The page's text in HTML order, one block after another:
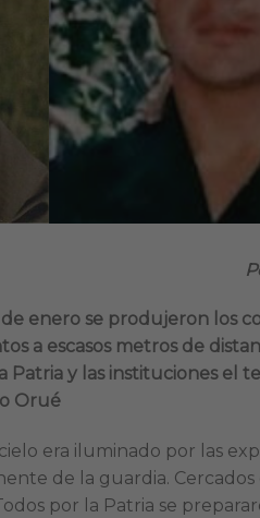
enero se produjeron los
a escasos metros de
Patria y las instituciones el
Orué
era iluminado por las
de la guardia. Cercados
por la Patria se